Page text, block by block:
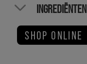
INGREDIËNTEN
SHOP ONLINE